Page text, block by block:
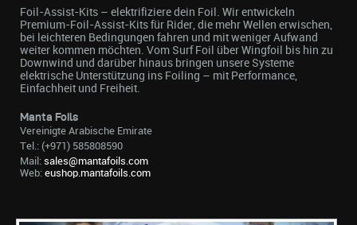
Foil-Assist-Kits – elektrifiziere dein Foil. Wir entwickeln
Premium-Foil-Assist-Kits für Rider, die mehr Wellen erwischen,
bei leichteren Bedingungen fahren und mit weniger Aufwand
weiter kommen möchten. Vom Surf Foil über Wingfoil bis hin zu
Downwind und darüber hinaus bringen unsere Systeme
elektrische Unterstützung ins Foiling – mit Performance,
Einfachheit und Freiheit.
Manta Foils
Vereinigte Arabische Emirate
Tel.: (+971) 585808590
Mail: sales@mantafoils.com
Web: eushop.mantafoils.com